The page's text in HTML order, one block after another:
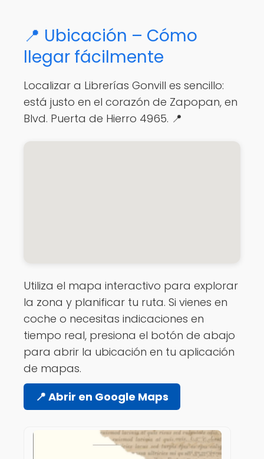
📍 Ubicación – Cómo
llegar fácilmente
Localizar a Librerías Gonvill es sencillo:
está justo en el corazón de Zapopan, en
Blvd. Puerta de Hierro 4965. 📍
Utiliza el mapa interactivo para explorar
la zona y planificar tu ruta. Si vienes en
coche o necesitas indicaciones en
tiempo real, presiona el botón de abajo
para abrir la ubicación en tu aplicación
de mapas.
📍 Abrir en Google Maps